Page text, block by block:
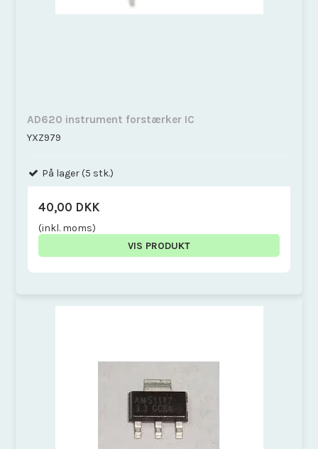
AD620 instrument forstærker IC
YXZ979
På lager (5 stk.)
40,00 DKK
(inkl. moms)
VIS PRODUKT